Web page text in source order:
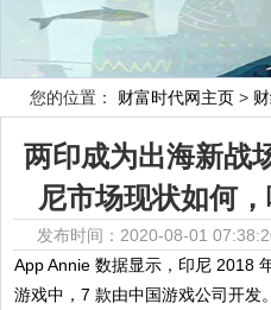
您的位置： 财富时代网主页 >
两印成为出海新战
尼市场现状如何
发布时间：2020-08-01
App Annie 数据显示，印尼 2018
游戏中，7 款由中国游戏公司开发